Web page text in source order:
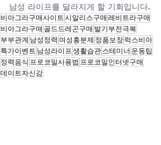
남성 라이프를 달라지게 할 기회입니다.
비아그라구매사이트시알리스구매 레비트라구매
비아그라구매 골드드레곤구매 발기부전극복
부부관계 남성정력 여성흥분제 정품보장럭스비아
특가이벤트 남성라이프생활습관스테미너 운동팁
정력음식 프로코밀사용법 프로코밀인터넷구매
데이트자신감